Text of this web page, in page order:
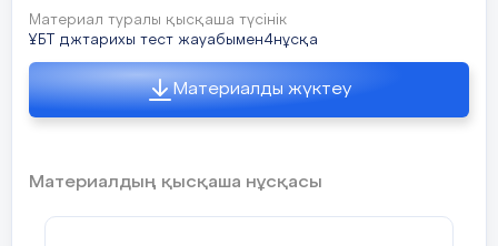
Материал туралы қысқаша түсінік
ҰБТ джтарихы тест жауабымен4нұсқа
Материалды жүктеу
Материалдың қысқаша нұсқасы